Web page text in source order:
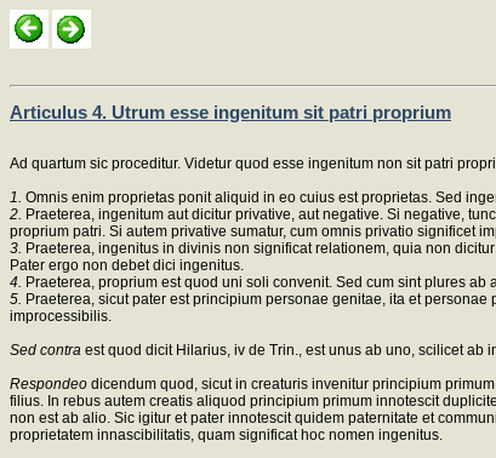
Articulus 4. Utrum esse ingenitum sit patri proprium
Ad quartum sic proceditur. Videtur quod esse ingenitum non sit patri
1. Omnis enim proprietas ponit aliquid in eo cuius est proprietas. Sed
2. Praeterea, ingenitum aut dicitur privative, aut negative. Si negative,
proprium patri. Si autem privative sumatur, cum omnis privatio significet
3. Praeterea, ingenitus in divinis non significat relationem, quia non
Pater ergo non debet dici ingenitus.
4. Praeterea, proprium est quod uni soli convenit. Sed cum sint plures
5. Praeterea, sicut pater est principium personae genitae, ita et
improcessibilis.
Sed contra est quod dicit Hilarius, iv de Trin., est unus ab uno, scilicet
Respondeo dicendum quod, sicut in creaturis invenitur principium
filius. In rebus autem creatis aliquod principium primum innotescit
non est ab alio. Sic igitur et pater innotescit quidem paternitate et
proprietatem innascibilitatis, quam significat hoc nomen ingenitus.